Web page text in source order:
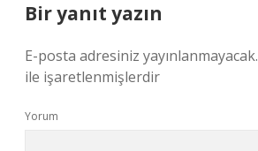
Bir yanıt yazın
E-posta adresiniz yayınlanmayacak.
ile işaretlenmişlerdir
Yorum